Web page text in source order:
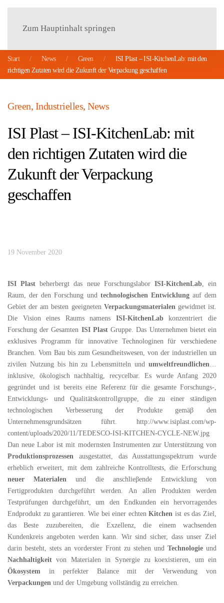
Zum Hauptinhalt springen
Menü
Start News Green
ISI Plast – ISI-KitchenLab: mit den
richtigen Zutaten wird die Zukunft der Verpackung geschaffen
Green, Industrielles, News
ISI Plast – ISI-KitchenLab: mit
den richtigen Zutaten wird die
Zukunft der Verpackung
geschaffen
19 November 2020
ISI Plastbeherbergt das neue Forschungslabor ISI-KitchenLab, ein
Raum, der den Forschung und technologischen Entwicklungauf dem
Gebiet der am besten geeigneten Verpackungsmaterialengewidmet ist.
Die Vision eines Raums namens ISI-KitchenLabkonzentriert die
Forschung der Gesamten ISI PlastGruppe. Das Unternehmen bietet ein
exklusives Programm für innovative Technologinen für verschiedene
Branchen. Vom Bau bis zum Gesundheitswesen, von der industriellen un
zivilen Nutzung bis hin zu Lebensmitteln und umweltfreundlichen…
inklusive, ökologisch nachhaltig, recycelbar. Es wurde Anfang 2020
gegründet und ist bereits eine Referenz für die gesamte Forschungs-,
Entwicklungs- und Qualitätskontrollgruppe, die zu einer ständigen
technologischen Verbesserung der Produkte gemäβ den
Unternehmensgrundsätzen führt. http://www.isiplast.com/wp-
content/uploads/2020/11/TEDESCO-ISI-KITCHEN-CYCLE-NEW.jpg
Dan neue Labor ist mit modernsten Instrumenten zur Unterstützung von
Produktionsprozessen ausgestattet, das Ausstattungsspektrum wurde
erheblich erweitert, mit dem zahlreiche Kontrolltests, die Erforschung
neuer Materialen und die anschlieβende Entwicklung von
Fertigprodukten durchgeführt werden. An allen Produkten werden
Testprüfungen durchgeführt, um den Endkunden ein hervorragendes
Endprodukt zu garantieren. Wie bei einer echtenKitchen ist es das Ziel,
das Beste zuzubereiten, die Exzellenz, die einem wachsenden
Kundenkreis angeboten werden kann. Wir sind sicher, dass unser Ziel
darin besteht, stets an vorderster Front zu stehen und Technologie und
Nachhaltigkeit von Materialen in Synergie zu koexistieren, um ein
Ökosystem in perfekter Balance mit der Verwendung von
Verpackungen und der Umgebung vollständig zu erreichen.